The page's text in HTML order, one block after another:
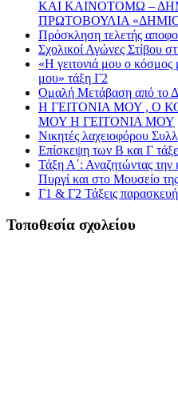
ΚΑΙ ΚΑΙΝΟΤΟΜΩ –
ΠΡΩΤΟΒΟΥΛΙΑ
Πρόσκληση τελετής
Σχολικοί Αγώνες Στίβου
«Η γειτονιά μου ο κόσμος
μου» τάξη Γ2
Ομαλή Μετάβαση από το
Η ΓΕΙΤΟΝΙΑ ΜΟΥ , Ο
ΜΟΥ Η ΓΕΙΤΟΝΙΑ ΜΟΥ
Νικητές λαχειοφόρου
Επίσκεψη των Β και Γ
Τάξη Α΄: Αναζητώντας την
Πυργί και στο Μουσείο της
Γ1 & Γ2 Τάξεις
Τοποθεσία σχολείου